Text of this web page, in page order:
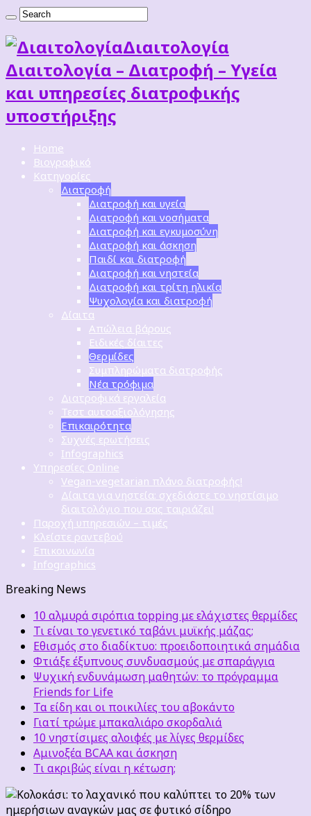
Διαιτoλογία
Διαιτολογία – Διατροφή – Υγεία
και υπηρεσίες διατροφικής
υποστήριξης
Home
Βιογραφικό
Κατηγορίες
Διατροφή
Διατροφή και υγεία
Διατροφή και νοσήματα
Διατροφή και εγκυμοσύνη
Διατροφή και άσκηση
Παιδί και διατροφή
Διατροφή και νηστεία
Διατροφή και τρίτη ηλικία
Ψυχολογία και διατροφή
Δίαιτα
Απώλεια βάρους
Ειδικές δίαιτες
Θερμίδες
Συμπληρώματα διατροφής
Νέα τρόφιμα
Διατροφικά εργαλεία
Τεστ αυτοαξιολόγησης
Επικαιρότητα
Συχνές ερωτήσεις
Infographics
Υπηρεσίες Online
Vegan-vegetarian πλάνο διατροφής!
Δίαιτα για νηστεία: σχεδιάστε το νηστίσιμο
διαιτολόγιο που σας ταιριάζει!
Παροχή υπηρεσιών – τιμές
Κλείστε ραντεβού
Επικοινωνία
Infographics
Breaking News
10 αλμυρά σιρόπια topping με ελάχιστες θερμίδες
Τι είναι το γενετικό ταβάνι μυϊκής μάζας;
Εθισμός στο διαδίκτυο: προειδοποιητικά σημάδια
Φτιάξε έξυπνους συνδυασμούς με σπαράγγια
Ψυχική ενδυνάμωση μαθητών: το πρόγραμμα
Friends for Life
Τα είδη και οι ποικιλίες του αβοκάντο
Γιατί τρώμε μπακαλιάρο σκορδαλιά
10 νηστίσιμες αλοιφές με λίγες θερμίδες
Αμινοξέα BCAA και άσκηση
Τι ακριβώς είναι η κέτωση;